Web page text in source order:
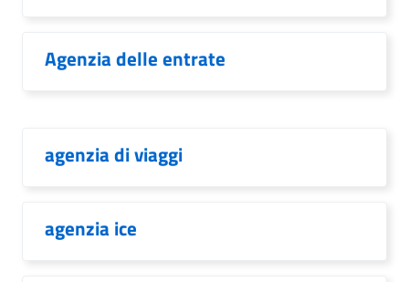
Agenzia delle entrate
agenzia di viaggi
agenzia ice